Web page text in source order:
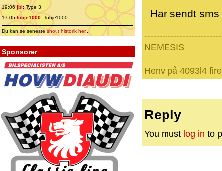
19:06jbl:Type 3
17:05tobje1000: Tobje1000
Du kan se senesteshout historik her...
Sponsorer
Har sendt sms
NEMESIS
Henv på 4093l4
Reply
You must log in to